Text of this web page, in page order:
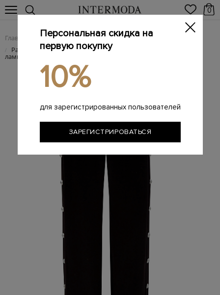
0
Главная Женщинам / Женская одежда / Женские брюки
/ Расклешенные брюки из креп-атласа с заклепками на
лампасах
Персональная скидка на
первую покупку
10%
для зарегистрированных пользователей
ЗАРЕГИСТРИРОВАТЬСЯ